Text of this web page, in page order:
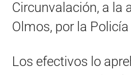
Circunvalación, a la
Olmos, por la
Los efectivos lo